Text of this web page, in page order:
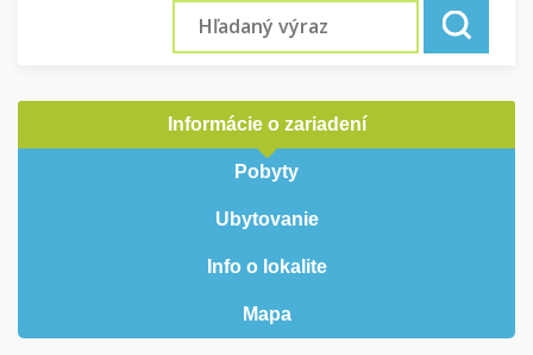
Informácie o zariadení
Pobyty
Ubytovanie
Info o lokalite
Mapa